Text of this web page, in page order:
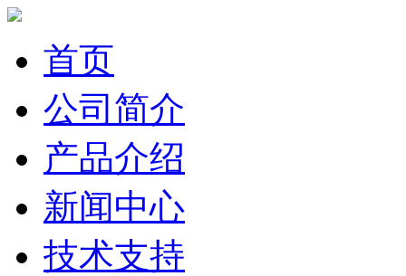
首页
公司简介
产品介绍
新闻中心
技术支持